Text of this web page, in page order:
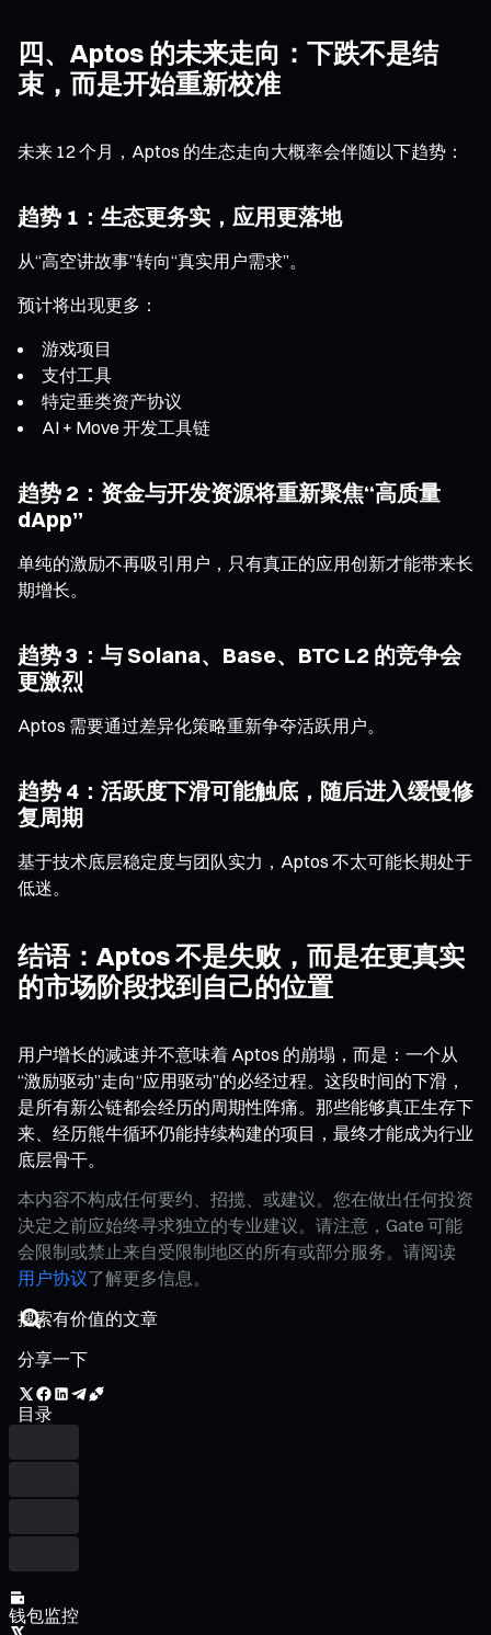
四、Aptos 的未来走向：下跌不是结
束，而是开始重新校准
未来 12 个月，Aptos 的生态走向大概率会伴随以下趋势：
趋势 1：生态更务实，应用更落地
从“高空讲故事”转向“真实用户需求”。
预计将出现更多：
游戏项目
支付工具
特定垂类资产协议
AI + Move 开发工具链
趋势 2：资金与开发资源将重新聚焦“高质量
dApp”
单纯的激励不再吸引用户，只有真正的应用创新才能带来长
期增长。
趋势 3：与 Solana、Base、BTC L2 的竞争会
更激烈
Aptos 需要通过差异化策略重新争夺活跃用户。
趋势 4：活跃度下滑可能触底，随后进入缓慢修
复周期
基于技术底层稳定度与团队实力，Aptos 不太可能长期处于
低迷。
结语：Aptos 不是失败，而是在更真实
的市场阶段找到自己的位置
用户增长的减速并不意味着 Aptos 的崩塌，而是：一个从
“激励驱动”走向“应用驱动”的必经过程。这段时间的下滑，
是所有新公链都会经历的周期性阵痛。那些能够真正生存下
来、经历熊牛循环仍能持续构建的项目，最终才能成为行业
底层骨干。
本内容不构成任何要约、招揽、或建议。您在做出任何投资
决定之前应始终寻求独立的专业建议。请注意，Gate 可能
会限制或禁止来自受限制地区的所有或部分服务。请阅读
用户协议了解更多信息。
分享一下
目录
钱包监控